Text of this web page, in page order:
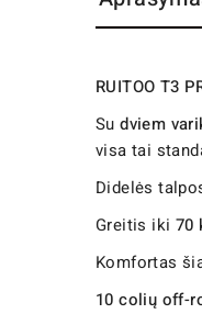
RUITOO T3
Sudviem
visa tai
Didelės
Greitis iki 70
Komfortas
10 colių off-